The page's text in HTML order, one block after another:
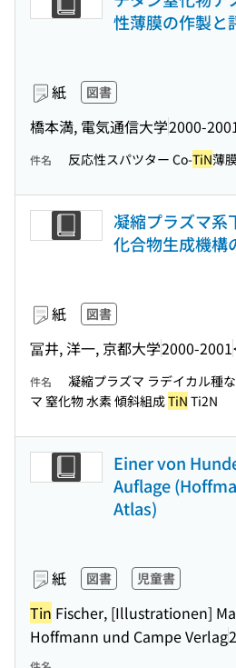
性薄膜の作製と
紙 図書
橋本満, 電気通信大学2000-
件名 反応性スパツター Co-TiN薄
凝縮プラズマ系
化合物生成機構
紙 図書
冨井, 洋一, 京都大学2000-2001
件名
凝縮プラズマ ラデイカル種
マ 窒化物 水素 傾斜組成TiN Ti2N
Einer von
Auflage
Atlas)
紙 図書 児童書
Tin Fischer, [Illustrationen]
Hoffmann und Campe Verlag